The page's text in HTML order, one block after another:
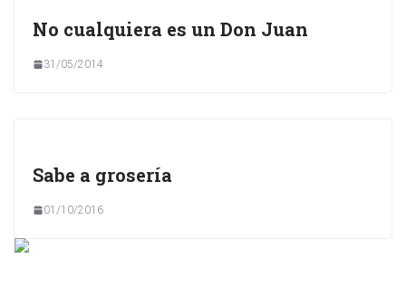
No cualquiera es un Don Juan
31/05/2014
Sabe a grosería
01/10/2016